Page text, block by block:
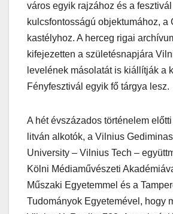
város egyik rajzához és a fesztivál
kulcsfontosságú objektumához, a
kastélyhoz. A herceg rigai
kifejezetten a születésnapjára
levelének másolatát is kiállítják a
Fényfesztivál egyik fő tárgya lesz.
A hét évszázados történelem
litván alkotók, a Vilnius
University – Vilnius Tech –
Kölni Médiaművészeti
Műszaki Egyetemmel és a
Tudományok Egyetemével, hogy